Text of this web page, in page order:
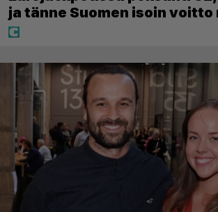
ja tänne Suomen isoin voitto